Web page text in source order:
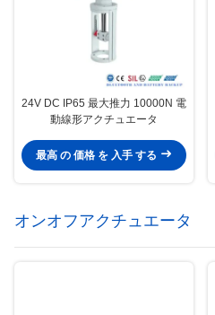
24V DC IP65 最大推力 10000N 電
動線形アクチュエータ
最高 の 価格 を 入手 する
オンオフアクチュエータ